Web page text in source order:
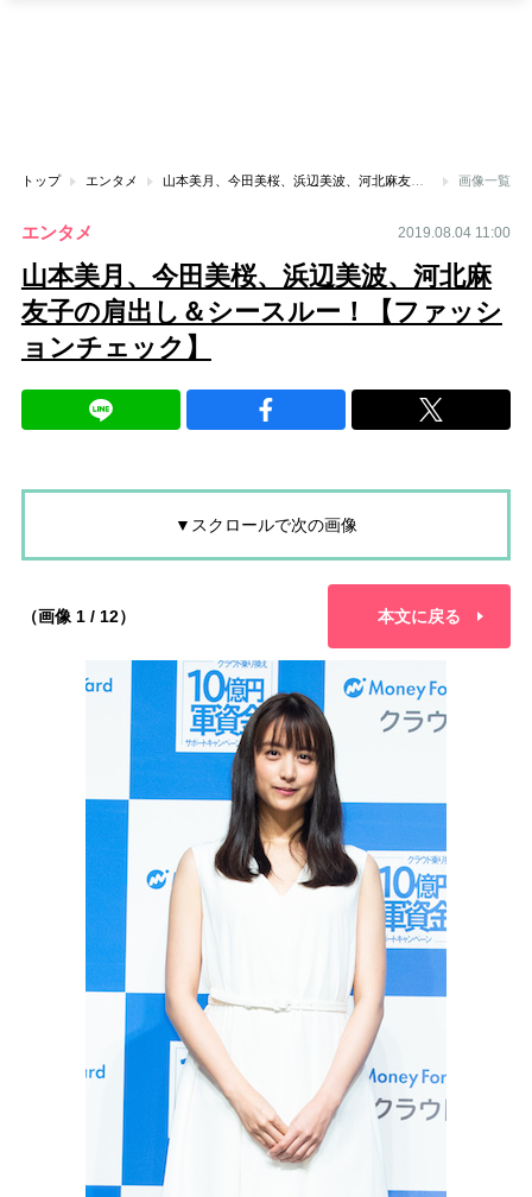
トップ エンタメ 山本美月、今田美桜、浜辺美波、河北麻友子の肩出し＆シースルー！【ファッションチェック】 画像一覧
エンタメ 2019.08.04 11:00
山本美月、今田美桜、浜辺美波、河北麻
友子の肩出し＆シースルー！【ファッシ
ョンチェック】
▼スクロールで次の画像
（画像 1 / 12） 本文に戻る